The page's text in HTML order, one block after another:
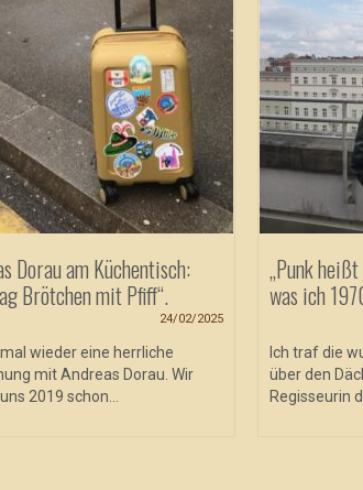
Dorau am Küchentisch:
Brötchen mit Pfiff“.
24/02/2025
wieder eine herrliche
mit Andreas Dorau. Wir
2019 schon...
„Punk
was ich
Ich traf die
über den
Regisseurin